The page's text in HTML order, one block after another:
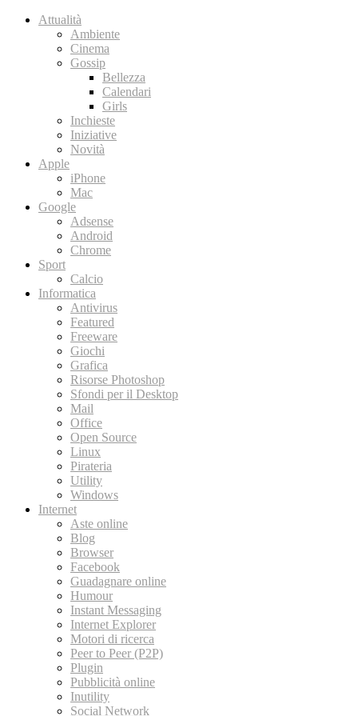
Attualità
Ambiente
Cinema
Gossip
Bellezza
Calendari
Girls
Inchieste
Iniziative
Novità
Apple
iPhone
Mac
Google
Adsense
Android
Chrome
Sport
Calcio
Informatica
Antivirus
Featured
Freeware
Giochi
Grafica
Risorse Photoshop
Sfondi per il Desktop
Mail
Office
Open Source
Linux
Pirateria
Utility
Windows
Internet
Aste online
Blog
Browser
Facebook
Guadagnare online
Humour
Instant Messaging
Internet Explorer
Motori di ricerca
Peer to Peer (P2P)
Plugin
Pubblicità online
Inutility
Social Network